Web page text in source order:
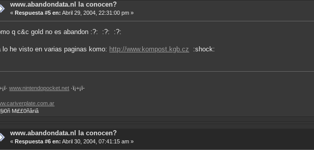
www.abandondata.nl la conocen?
« Respuesta #5 en: Abril 29, 2004, 22:31:00 pm »
q c&c gold no es abandon :?: :?: :?:
lo he visto en varias paginas komo: http://www.kompost.kgb.cz :shock:
www.nintendopocket.net ·ï¡÷¡ï-
Mi££0ñâriâ
www.abandondata.nl la conocen?
« Respuesta #6 en: Abril 30, 2004, 07:41:15 am »